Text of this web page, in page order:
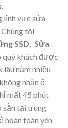
lĩnh vực sửa
tôi
SSD, Sửa
quý khách được
năm nhiều
nhận ổ
mất 45 phút
sẵn tại trung
hoàn toàn yên